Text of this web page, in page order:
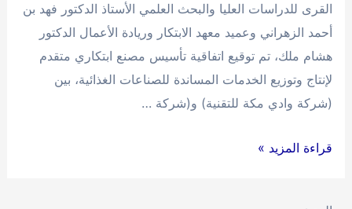
القرى للدراسات العليا والبحث العلمي الأستاذ الدكتور فهد بن
أحمد الزهراني وعميد معهد الابتكار وريادة الأعمال الدكتور
هشام ملك، تم توقيع اتفاقية تأسيس مصنع ابتكاري متقدم
لإنتاج وتوزيع الخدمات المساندة للصناعات الغذائية، بين
(شركة وادي مكة للتقنية) و(شركة …
توقيع
قراءة المزيد »